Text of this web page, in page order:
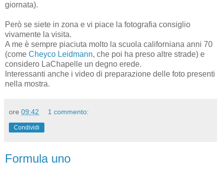
giornata).
Però se siete in zona e vi piace la fotografia consiglio
vivamente la visita.
A me è sempre piaciuta molto la scuola californiana anni 70
(come Cheyco Leidmann, che poi ha preso altre strade) e
considero LaChapelle un degno erede.
Interessanti anche i video di preparazione delle foto presenti
nella mostra.
ore 09:42 1 commento:
Condividi
Formula uno